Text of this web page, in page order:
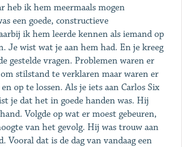
heb ik hem meermaals mogen
een goede, constructieve
ik hem leerde kennen als iemand op
Je wist wat je aan hem had. En je kreeg
gestelde vragen. Problemen waren er
stilstand te verklaren maar waren er
op te lossen. Als je iets aan Carlos Six
je dat het in goede handen was. Hij
Volgde op wat er moest gebeuren,
van het gevolg. Hij was trouw aan
Vooral dat is de dag van vandaag een